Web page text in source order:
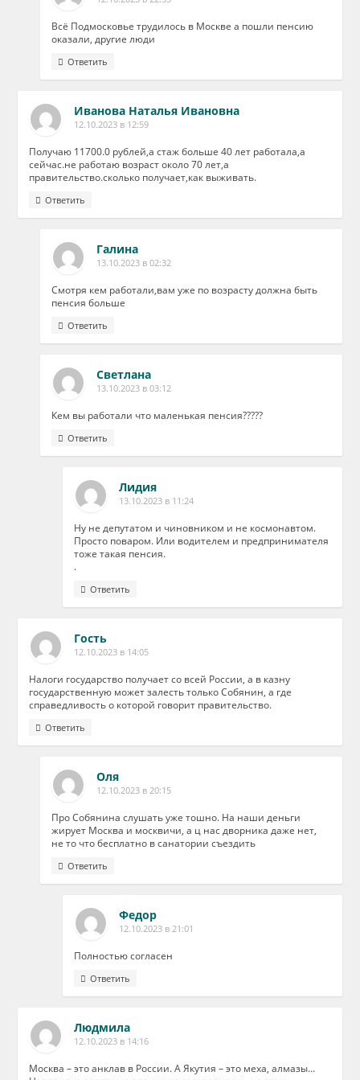
Всё Подмосковье трудилось в Москве а пошли пенсию
оказали, другие люди
Ответить
Иванова Наталья Ивановна
12.10.2023 в 12:59
Получаю 11700.0 рублей,а стаж больше 40 лет работала,а
сейчас.не работаю возраст около 70 лет,а
правительство.сколько получает,как выживать.
Ответить
Галина
13.10.2023 в 02:32
Смотря кем работали,вам уже по возрасту должна быть
пенсия больше
Ответить
Светлана
13.10.2023 в 03:12
Кем вы работали что маленькая пенсия?????
Ответить
Лидия
13.10.2023 в 11:24
Ну не депутатом и чиновником и не космонавтом.
Просто поваром. Или водителем и предпринимателя
тоже такая пенсия.
.
Ответить
Гость
12.10.2023 в 14:05
Налоги государство получает со всей России, а в казну
государственную может залесть только Собянин, а где
справедливость о которой говорит правительство.
Ответить
Оля
12.10.2023 в 20:15
Про Собянина слушать уже тошно. На наши деньги
жирует Москва и москвичи, а ц нас дворника даже нет,
не то что бесплатно в санатории съездить
Ответить
Федор
12.10.2023 в 21:01
Полностью согласен
Ответить
Людмила
12.10.2023 в 14:16
Москва – это анклав в России. А Якутия – это меха, алмазы…